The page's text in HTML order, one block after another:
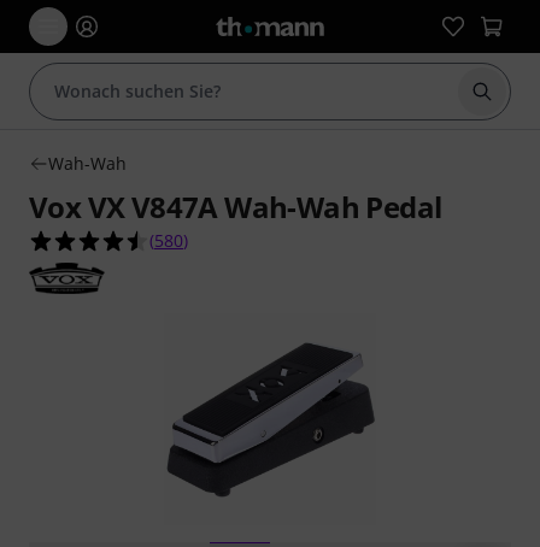
Suche
Wah-Wah
Vox VX V847A Wah-Wah Pedal
4.5 von 5 Sternen aus 580 Kundenbewertungen
(580)